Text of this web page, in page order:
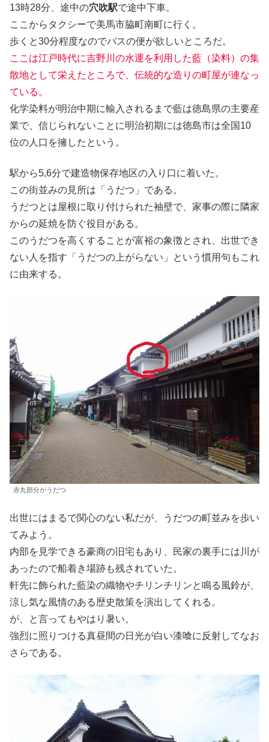
13時28分、途中の穴吹駅で途中下車。
ここからタクシーで美馬市脇町南町に行く。
歩くと30分程度なのでバスの便が欲しいところだ。
ここは江戸時代に吉野川の水運を利用した藍（染料）の集
散地として栄えたところで、伝統的な造りの町屋が連なっ
ている。
化学染料が明治中期に輸入されるまで藍は徳島県の主要産
業で、信じられないことに明治初期には徳島市は全国10
位の人口を擁したという。
駅から5,6分で建造物保存地区の入り口に着いた。
この街並みの見所は「うだつ」である。
うだつとは屋根に取り付けられた袖壁で、家事の際に隣家
からの延焼を防ぐ役目がある。
このうだつを高くすることが富裕の象徴とされ、出世でき
ない人を指す「うだつの上がらない」という慣用句もこれ
に由来する。
赤丸部分がうだつ
出世にはまるで関心のない私だが、うだつの町並みを歩い
てみよう。
内部を見学できる豪商の旧宅もあり、民家の裏手には川が
あったので船着き場跡も残されていた。
軒先に飾られた藍染の織物やチリンチリンと鳴る風鈴が、
涼し気な風情のある歴史散策を演出してくれる。
が、と言ってもやはり暑い。
強烈に照りつける真昼間の日光が白い漆喰に反射してなお
さらである。